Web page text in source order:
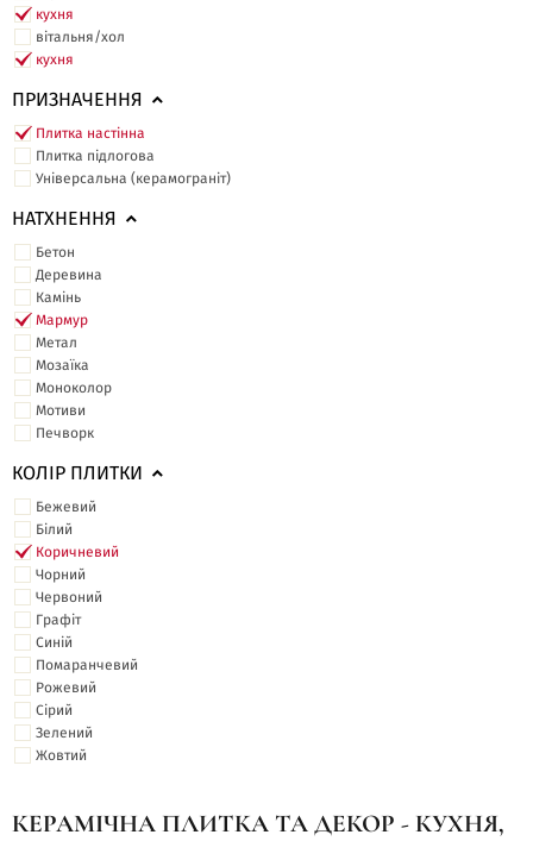
кухня
вітальня/хол
кухня
ПРИЗНАЧЕННЯ
Плитка настінна
Плитка підлогова
Універсальна (керамограніт)
НАТХНЕННЯ
Бетон
Деревина
Камінь
Мармур
Метал
Мозаїка
Моноколор
Мотиви
Печворк
КОЛІР ПЛИТКИ
Бежевий
Білий
Коричневий
Чорний
Червоний
Графіт
Синій
Помаранчевий
Рожевий
Сірий
Зелений
Жовтий
КЕРАМІЧНА ПЛИТКА ТА ДЕКОР - КУХНЯ,